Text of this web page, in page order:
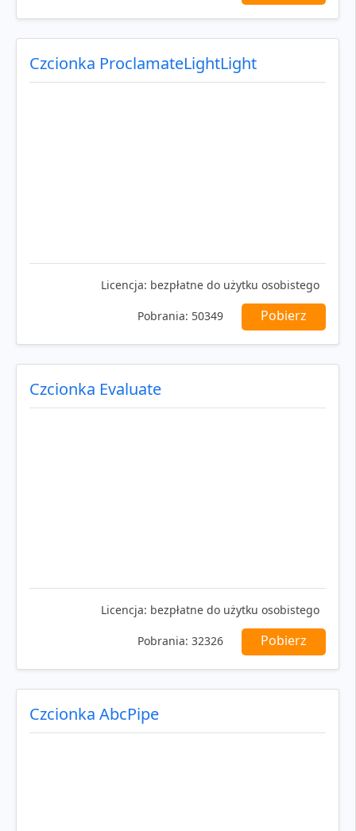
Czcionka ProclamateLightLight
Licencja: bezpłatne do użytku osobistego
Pobrania: 50349 Pobierz
Czcionka Evaluate
Licencja: bezpłatne do użytku osobistego
Pobrania: 32326 Pobierz
Czcionka AbcPipe